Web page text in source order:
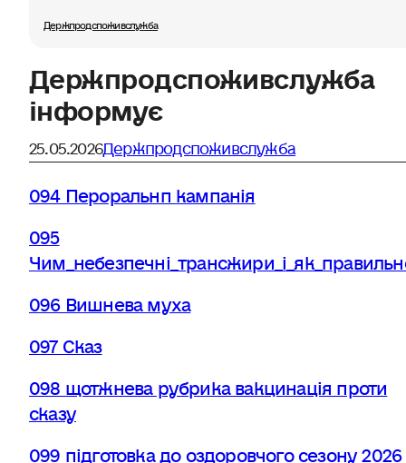
Держпродспоживслужба
Держпродспоживслужба
інформує
25.05.2026Держпродспоживслужба
094 Пероральнп кампанія
095
096 Вишнева муха
097 Сказ
098 щотжнева рубрика вакцинація проти
сказу
099 підготовка до оздоровчого сезону 2026